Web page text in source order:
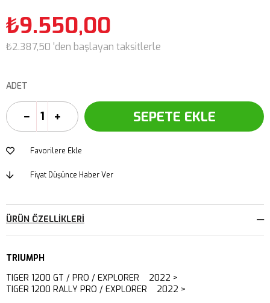
₺9.550,00
₺2.387,50 'den başlayan taksitlerle
ADET
Favorilere Ekle
Fiyat Düşünce Haber Ver
ÜRÜN ÖZELLIKLERI
TRIUMPH
TIGER 1200 GT / PRO / EXPLORER 2022 >
TIGER 1200 RALLY PRO / EXPLORER 2022 >